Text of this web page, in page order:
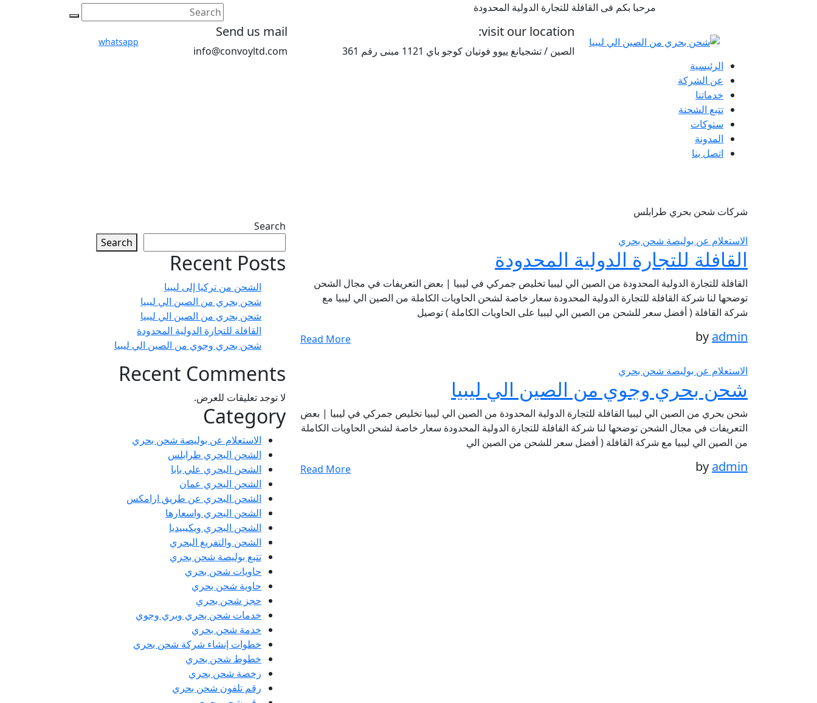
مرحبا بكم فى القافلة للتجارة الدولية المحدودة
visit our location:
الصين / تشجيانغ ييوو فوتيان كوجو باي 1121 مبنى رقم 361
Send us mail
info@convoyltd.com
whatsapp
الرئيسية
عن الشركة
خدماتنا
تتبع الشحنة
ستوكات
المدونة
اتصل بنا
شركات شحن بحري طرابلس
الاستعلام عن بوليصة شحن بحري
القافلة للتجارة الدولية المحدودة
القافلة للتجارة الدولية المحدودة من الصين الي ليبيا تخليص جمركي في ليبيا | بعض التعريفات في مجال الشحن
توضحها لنا شركة القافلة للتجارة الدولية المحدودة سعار خاصة لشحن الحاويات الكاملة من الصين الي ليبيا مع
شركة القافلة ( أفضل سعر للشحن من الصين الي ليبيا على الحاويات الكاملة ) توصيل
by admin
Read More
الاستعلام عن بوليصة شحن بحري
شحن بحري وجوي من الصين الي ليبيا
شحن بحري من الصين الي ليبيا القافلة للتجارة الدولية المحدودة من الصين الي ليبيا تخليص جمركي في ليبيا | بعض
التعريفات في مجال الشحن توضحها لنا شركة القافلة للتجارة الدولية المحدودة سعار خاصة لشحن الحاويات الكاملة
من الصين الي ليبيا مع شركة القافلة ( أفضل سعر للشحن من الصين الي
by admin
Read More
Search
Search
Recent Posts
الشحن من تركيا إلى ليبيا
شحن بحري من الصين الي ليبيا
شحن بحري من الصين الي ليبيا
القافلة للتجارة الدولية المحدودة
شحن بحري وجوي من الصين الي ليبيا
Recent Comments
لا توجد تعليقات للعرض.
Category
الاستعلام عن بوليصة شحن بحري
الشحن البحري طرابلس
الشحن البحري علي بابا
الشحن البحري عمان
الشحن البحري عن طريق ارامكس
الشحن البحري واسعارها
الشحن البحري ويكيبيديا
الشحن والتفريغ البحري
تتبع بوليصة شحن بحري
حاويات شحن بحري
حاوية شحن بحري
حجز شحن بحري
خدمات شحن بحري وبري وجوي
خدمة شحن بحري
خطوات إنشاء شركة شحن بحري
خطوط شحن بحري
رخصة شحن بحري
رقم تلفون شحن بحري